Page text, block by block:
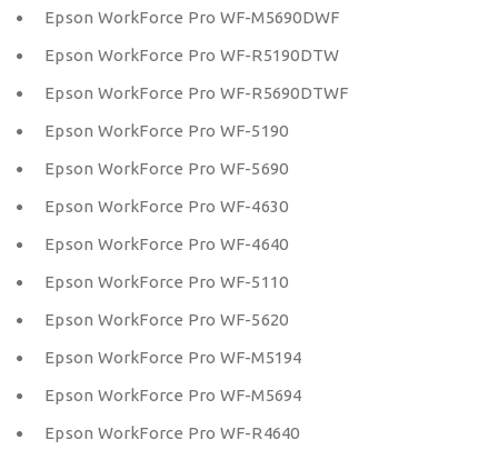
Epson WorkForce Pro WF-M5690DWF
Epson WorkForce Pro WF-R5190DTW
Epson WorkForce Pro WF-R5690DTWF
Epson WorkForce Pro WF-5190
Epson WorkForce Pro WF-5690
Epson WorkForce Pro WF-4630
Epson WorkForce Pro WF-4640
Epson WorkForce Pro WF-5110
Epson WorkForce Pro WF-5620
Epson WorkForce Pro WF-M5194
Epson WorkForce Pro WF-M5694
Epson WorkForce Pro WF-R4640